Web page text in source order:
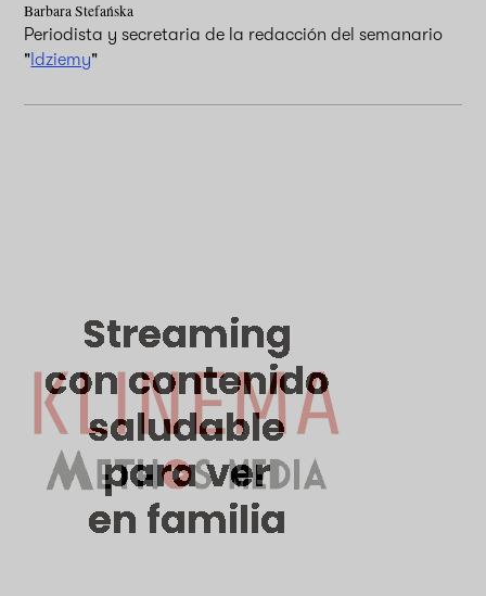
Barbara Stefańska
Periodista y secretaria de la redacción del semanario
"Idziemy"